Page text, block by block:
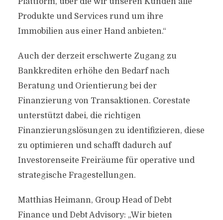
Produkte und Services rund um ihre
Immobilien aus einer Hand anbieten.“
Auch der derzeit erschwerte Zugang zu
Bankkrediten erhöhe den Bedarf nach
Beratung und Orientierung bei der
Finanzierung von Transaktionen. Corestate
unterstützt dabei, die richtigen
Finanzierungslösungen zu identifizieren, diese
zu optimieren und schafft dadurch auf
Investorenseite Freiräume für operative und
strategische Fragestellungen.
Matthias Heimann, Group Head of Debt
Finance und Debt Advisory: „Wir bieten